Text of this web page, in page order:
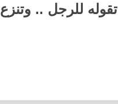
للرجل .. وتنزع